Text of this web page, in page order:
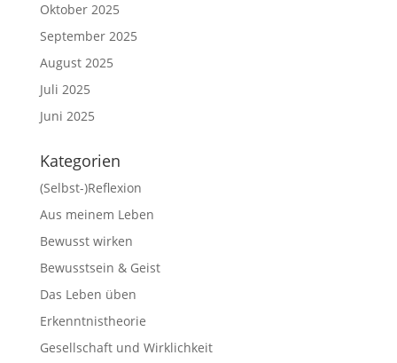
Oktober 2025
September 2025
August 2025
Juli 2025
Juni 2025
Kategorien
(Selbst-)Reflexion
Aus meinem Leben
Bewusst wirken
Bewusstsein & Geist
Das Leben üben
Erkenntnistheorie
Gesellschaft und Wirklichkeit